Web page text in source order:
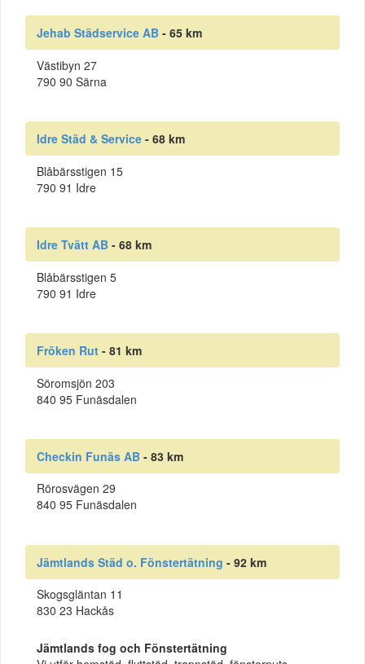
Jehab Städservice AB - 65 km
Västibyn 27
790 90 Särna
Idre Städ & Service - 68 km
Blåbärsstigen 15
790 91 Idre
Idre Tvätt AB - 68 km
Blåbärsstigen 5
790 91 Idre
Fröken Rut - 81 km
Söromsjön 203
840 95 Funäsdalen
Checkin Funäs AB - 83 km
Rörosvägen 29
840 95 Funäsdalen
Jämtlands Städ o. Fönstertätning - 92 km
Skogsgläntan 11
830 23 Hackås
Jämtlands fog och Fönstertätning